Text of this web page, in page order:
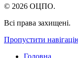
© 2026 ОЦПО.
Всі права захищені.
Пропустити
Головна